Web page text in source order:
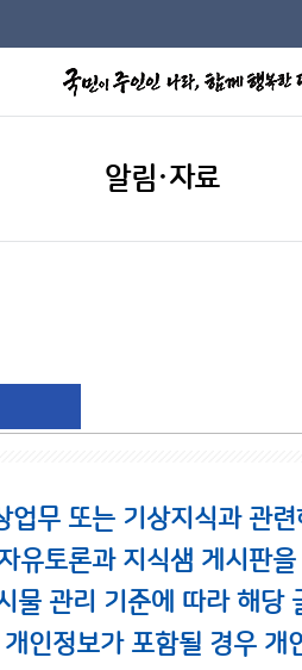
알림·자료
업무 또는 기상지식과 관
유토론과 지식샘 게시판
물 관리 기준에 따라 해당
인정보가 포함될 경우